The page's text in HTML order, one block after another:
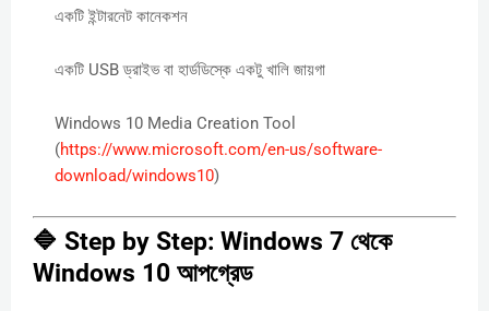
একটি ইন্টারনেট কানেকশন
একটি USB ড্রাইভ বা হার্ডডিস্কে একটু খালি জায়গা
Windows 10 Media Creation Tool
(https://www.microsoft.com/en-us/software-
download/windows10)
🔷 Step by Step: Windows 7 থেকে
Windows 10 আপগ্রেড